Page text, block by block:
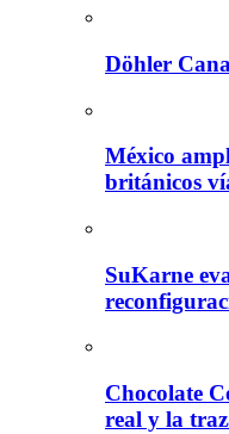
Döhler
México
británicos
SuKarne
Chocolate
real y la